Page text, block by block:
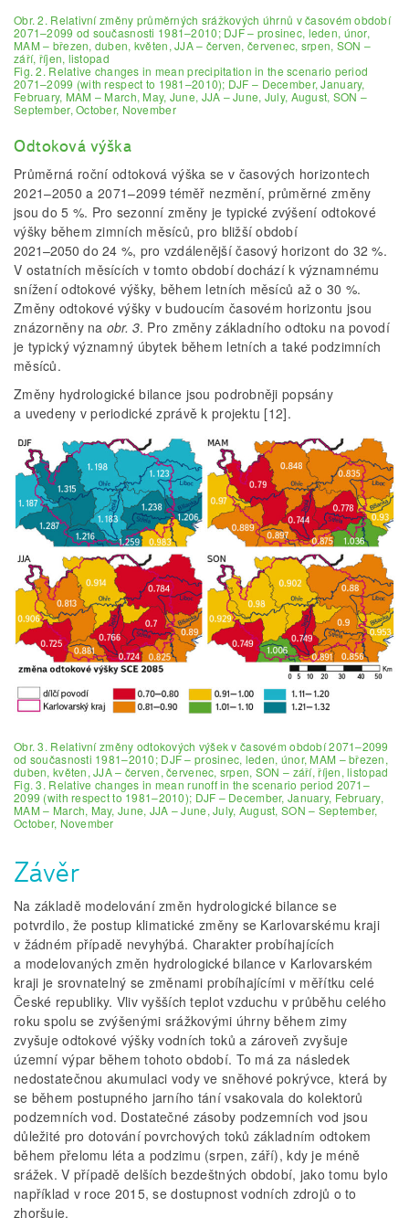
Obr. 2. Relativní změny průměrných srážkových úhrnů v časovém období
2071–2099 od současnosti 1981–2010; DJF – prosinec, leden, únor,
MAM – březen, duben, květen, JJA – červen, červenec, srpen, SON –
září, říjen, listopad
Fig. 2. Relative changes in mean precipitation in the scenario period
2071–2099 (with respect to 1981–2010); DJF – December, January,
February, MAM – March, May, June, JJA – June, July, August, SON –
September, October, November
Odtoková výška
Průměrná roční odtoková výška se v časových horizontech
2021–2050 a 2071–2099 téměř nezmění, průměrné změny
jsou do 5 %. Pro sezonní změny je typické zvýšení odtokové
výšky během zimních měsíců, pro bližší období
2021–2050 do 24 %, pro vzdálenější časový horizont do 32 %.
V ostatních měsících v tomto období dochází k významnému
snížení odtokové výšky, během letních měsíců až o 30 %.
Změny odtokové výšky v budoucím časovém horizontu jsou
znázorněny na obr. 3. Pro změny základního odtoku na povodí
je typický významný úbytek během letních a také podzimních
měsíců.
Změny hydrologické bilance jsou podrobněji popsány
a uvedeny v periodické zprávě k projektu [12].
Obr. 3. Relativní změny odtokových výšek v časovém období 2071–2099
od současnosti 1981–2010; DJF – prosinec, leden, únor, MAM – březen,
duben, květen, JJA – červen, červenec, srpen, SON – září, říjen, listopad
Fig. 3. Relative changes in mean runoff in the scenario period 2071–
2099 (with respect to 1981–2010); DJF – December, January, February,
MAM – March, May, June, JJA – June, July, August, SON – September,
October, November
Závěr
Na základě modelování změn hydrologické bilance se
potvrdilo, že postup klimatické změny se Karlovarskému kraji
v žádném případě nevyhýbá. Charakter probíhajících
a modelovaných změn hydrologické bilance v Karlovarském
kraji je srovnatelný se změnami probíhajícími v měřítku celé
České republiky. Vliv vyšších teplot vzduchu v průběhu celého
roku spolu se zvýšenými srážkovými úhrny během zimy
zvyšuje odtokové výšky vodních toků a zároveň zvyšuje
územní výpar během tohoto období. To má za následek
nedostatečnou akumulaci vody ve sněhové pokrývce, která by
se během postupného jarního tání vsakovala do kolektorů
podzemních vod. Dostatečné zásoby podzemních vod jsou
důležité pro dotování povrchových toků základním odtokem
během přelomu léta a podzimu (srpen, září), kdy je méně
srážek. V případě delších bezdeštných období, jako tomu bylo
například v roce 2015, se dostupnost vodních zdrojů o to
zhoršuje.